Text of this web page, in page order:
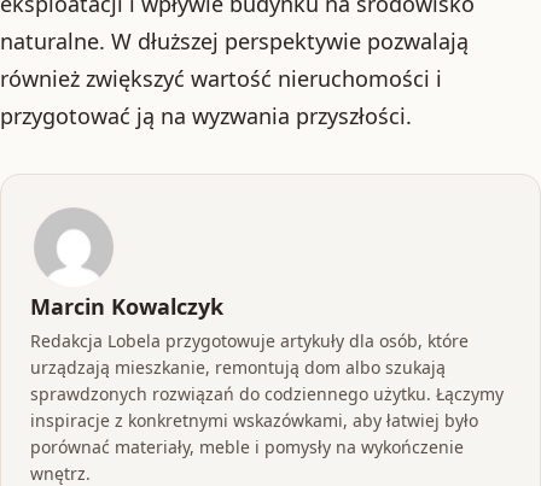
naturalne. W dłuższej perspektywie pozwalają
również zwiększyć wartość nieruchomości i
przygotować ją na wyzwania przyszłości.
Marcin Kowalczyk
Redakcja Lobela przygotowuje artykuły dla osób, które
urządzają mieszkanie, remontują dom albo szukają
sprawdzonych rozwiązań do codziennego użytku. Łączymy
inspiracje z konkretnymi wskazówkami, aby łatwiej było
porównać materiały, meble i pomysły na wykończenie
wnętrz.